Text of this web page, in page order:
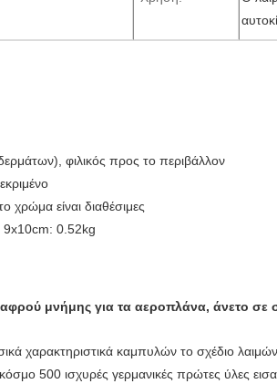
φιλικός προς το περιβάλλον
χρώμα είναι διαθέσιμες
9x10cm: 0.52kg
αφρού μνήμης για τα αεροπλάνα, άνετο σε
χαρακτηριστικά καμπυλών το σχέδιο
500 ισχυρές γερμανικές πρώτες ύλες